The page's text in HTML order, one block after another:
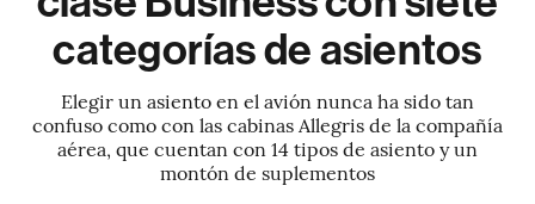
categorías de asientos
Elegir un asiento en el avión nunca ha sido tan
confuso como con las cabinas Allegris de la compañía
aérea, que cuentan con 14 tipos de asiento y un
montón de suplementos